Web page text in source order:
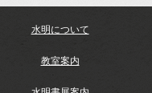
水明について
教室案内